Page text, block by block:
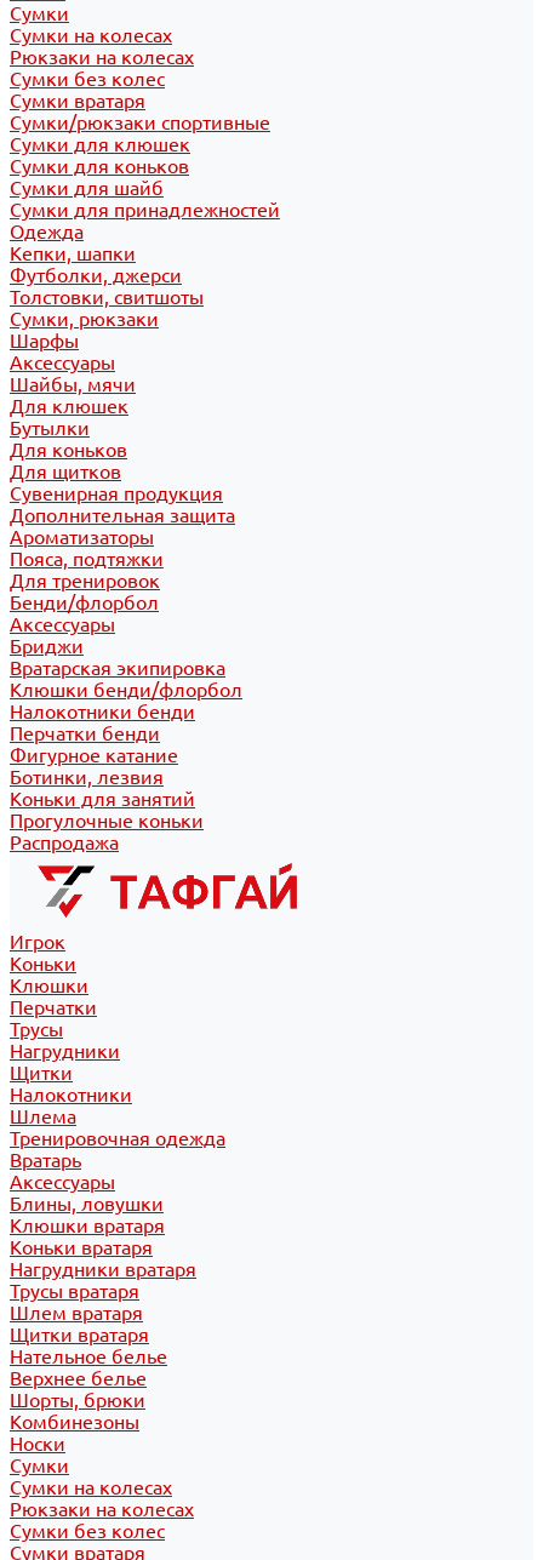
Сумки
Сумки на колесах
Рюкзаки на колесах
Сумки без колес
Сумки вратаря
Сумки/рюкзаки спортивные
Сумки для клюшек
Сумки для коньков
Сумки для шайб
Сумки для принадлежностей
Одежда
Кепки, шапки
Футболки, джерси
Толстовки, свитшоты
Сумки, рюкзаки
Шарфы
Аксессуары
Шайбы, мячи
Для клюшек
Бутылки
Для коньков
Для щитков
Сувенирная продукция
Дополнительная защита
Ароматизаторы
Пояса, подтяжки
Для тренировок
Бенди/флорбол
Аксессуары
Бриджи
Вратарская экипировка
Клюшки бенди/флорбол
Налокотники бенди
Перчатки бенди
Фигурное катание
Ботинки, лезвия
Коньки для занятий
Прогулочные коньки
Распродажа
Игрок
Коньки
Клюшки
Перчатки
Трусы
Нагрудники
Щитки
Налокотники
Шлема
Тренировочная одежда
Вратарь
Аксессуары
Блины, ловушки
Клюшки вратаря
Коньки вратаря
Нагрудники вратаря
Трусы вратаря
Шлем вратаря
Щитки вратаря
Нательное белье
Верхнее белье
Шорты, брюки
Комбинезоны
Носки
Сумки
Сумки на колесах
Рюкзаки на колесах
Сумки без колес
Сумки вратаря